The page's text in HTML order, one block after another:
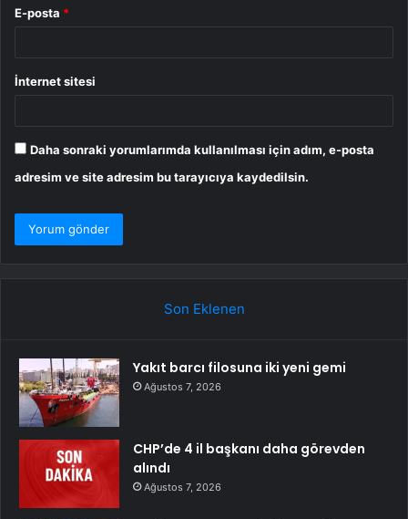
E-posta *
İnternet sitesi
Daha sonraki yorumlarımda kullanılması için adım, e-posta
adresim ve site adresim bu tarayıcıya kaydedilsin.
Son Eklenen
Yakıt barcı filosuna iki yeni gemi
Ağustos 7, 2026
CHP’de 4 il başkanı daha görevden
alındı
Ağustos 7, 2026